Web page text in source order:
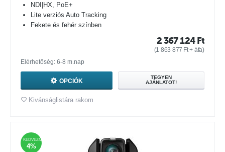
NDI|HX, PoE+
Lite verziós Auto Tracking
Fekete és fehér színben
2 367 124 Ft
(1 863 877 Ft+ áfa)
Elérhetőség: 6-8 m.nap
OPCIÓK
TEGYEN
AJÁNLATOT!
Kivánságlistára rakom
KEDVEZMÉNY
4%